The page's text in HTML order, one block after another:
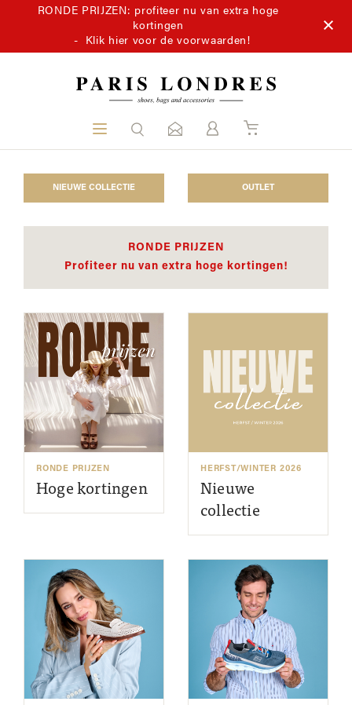
RONDE PRIJZEN: profiteer nu van extra hoge
kortingen
- Klik hier voor de voorwaarden!
NIEUWE COLLECTIE OUTLET
RONDE PRIJZEN
Profiteer nu van extra hoge kortingen!
RONDE PRIJZEN
Hoge kortingen
HERFST/WINTER 2026
Nieuwe
collectie